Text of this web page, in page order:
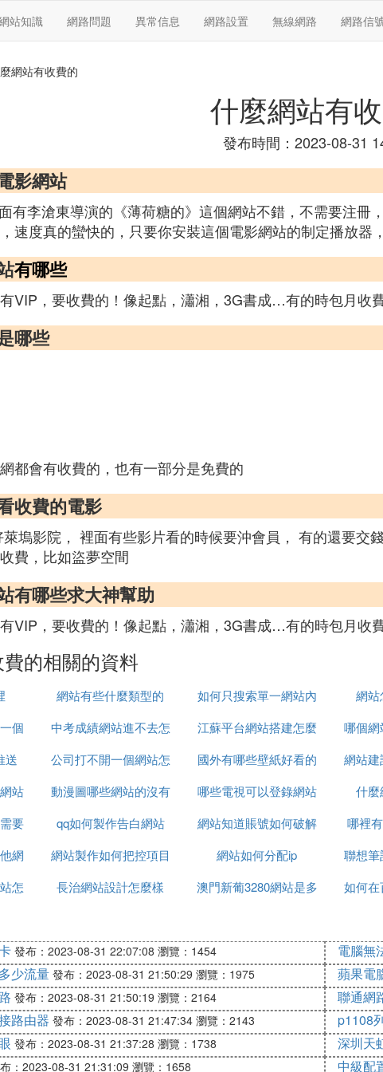
站知識 網路問題 異常信息 網路設置 無線網路 網路信
網站有收費的
什麼網站有
發布時間：2023-08-31
影網站
有李滄東導演的《薄荷糖的》這個網站不錯，不需要注
速度真的蠻快的，只要你安裝這個電影網站的制定播放器
有哪些
VIP，要收費的！像起點，瀟湘，3G書成…有的時包月
哪些
都會有收費的，也有一部分是免費的
收費的電影
塢影院， 裡面有些影片看的時候要沖會員， 有的還要交
費，比如盜夢空間
有哪些求大神幫助
VIP，要收費的！像起點，瀟湘，3G書成…有的時包月
的相關的資料
網站有些什麼類型的
如何只搜索單一網站內
容
網站
個
中考成績網站進不去怎
麼辦
江蘇平台網站搭建怎麼
聯系
哪個
送
公司打不開一個網站怎
麼辦
國外有哪些壁紙好看的
網站
網站
站
動漫圖哪些網站的沒有
水印
哪些電視可以登錄網站 什麼
要
qq如何製作告白網站
網站知道賬號如何破解
密碼
哪裡
網
網站製作如何把控項目
製作時間
網站如何分配ip
聯想
怎
長治網站設計怎麼樣
澳門新葡3280網站是多
如何
發布：2023-08-31 22:07:08 瀏覽：1454 電腦無
少流量 發布：2023-08-31 21:50:29 瀏覽：1975 蘋果電
發布：2023-08-31 21:50:19 瀏覽：2164 聯通網
路由器 發布：2023-08-31 21:47:34 瀏覽：2143 p1108
發布：2023-08-31 21:37:28 瀏覽：1738 深圳天
：2023-08-31 21:31:09 瀏覽：1658 中級配